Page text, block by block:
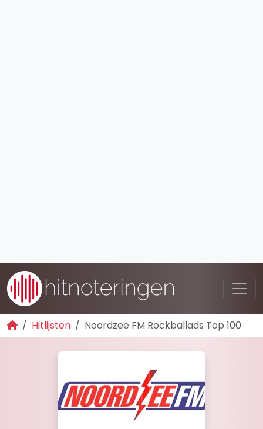
Hitlijsten Noordzee FM Rockballads Top 100